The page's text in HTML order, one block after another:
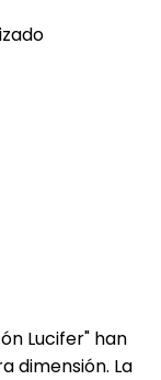
Lucifer" han
dimensión. La